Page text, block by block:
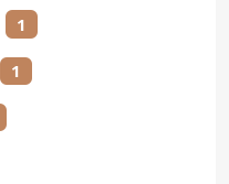
1
1